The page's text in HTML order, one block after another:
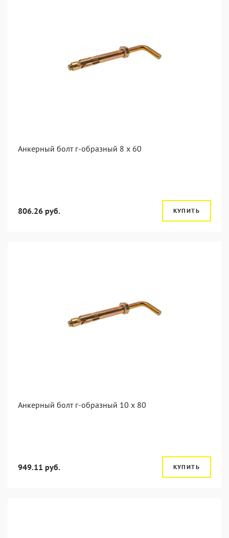
Анкерный болт г-образный 8 x 60
806.26 руб. КУПИТЬ
Анкерный болт г-образный 10 x 80
949.11 руб. КУПИТЬ